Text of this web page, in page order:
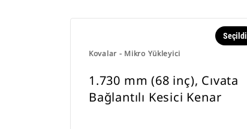
Kovalar - Mikro Yükleyici
Seçildi
1.730 mm (68 inç), Cıvata
Bağlantılı Kesici Kenar